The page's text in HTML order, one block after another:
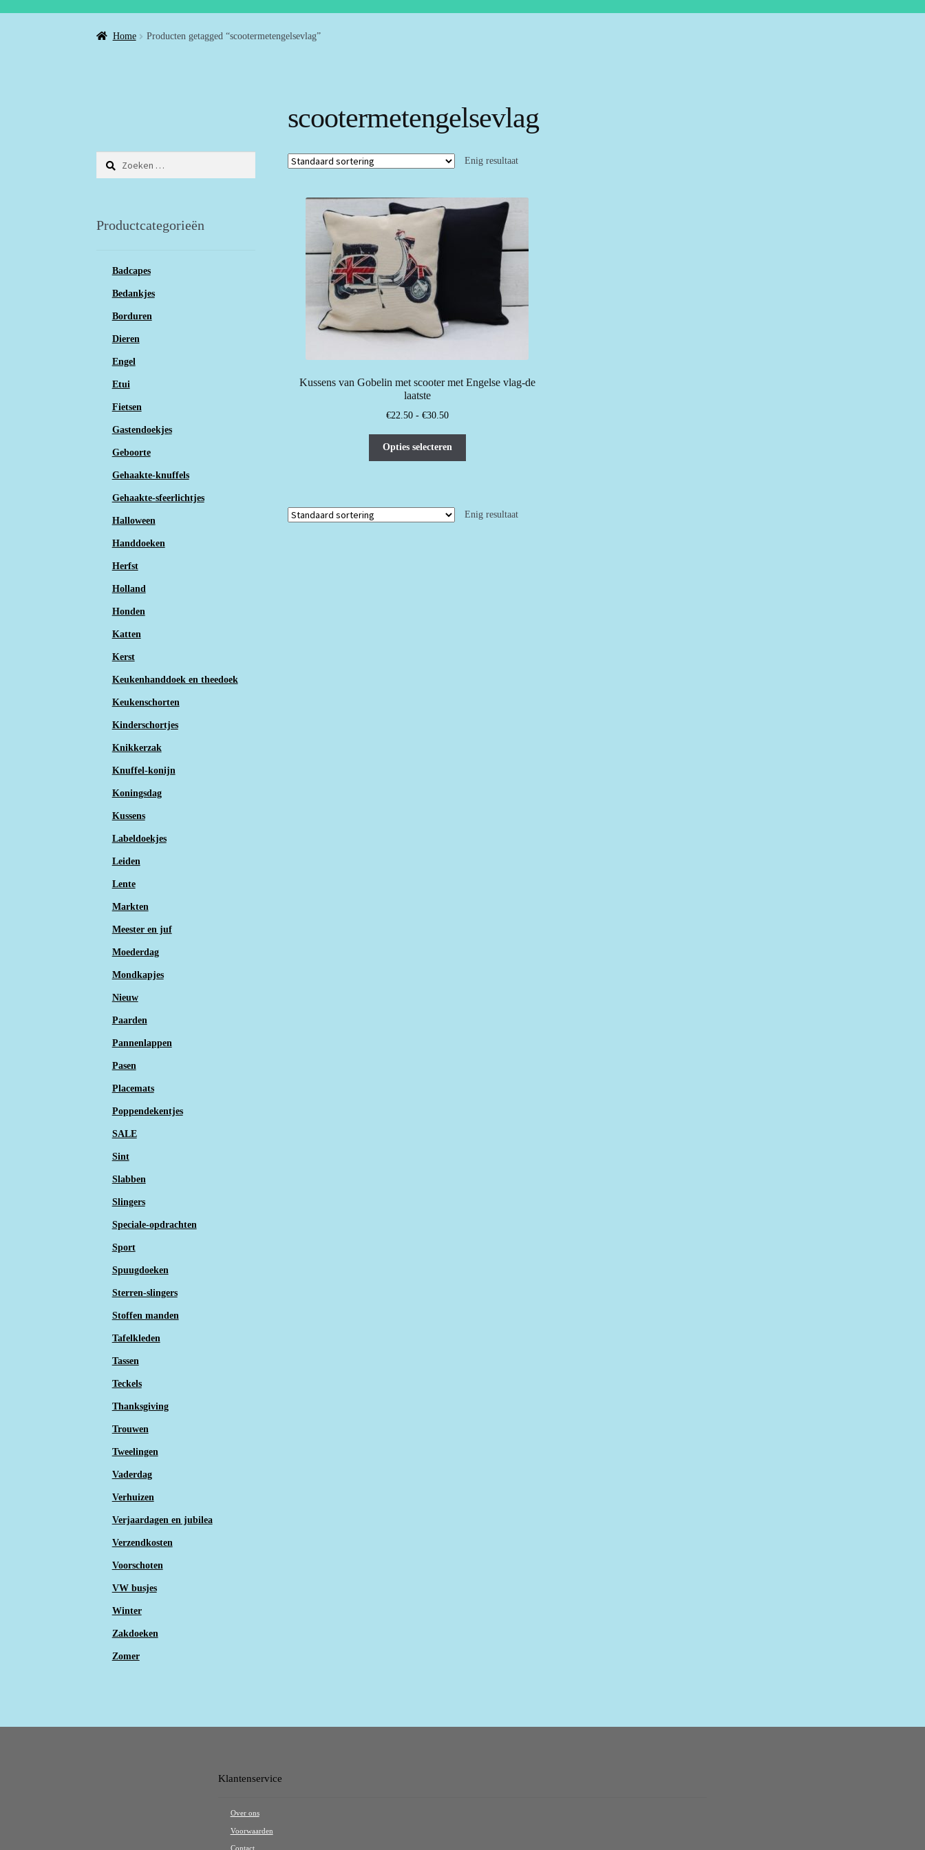
Home Producten getagged “scootermetengelsevlag”
scootermetengelsevlag
Enig resultaat
Kussens van Gobelin met scooter met Engelse vlag-de
laatste
€22.50 - €30.50Prijsklasse:
tot
€30.50
Opties selecteren
Deze
Enig resultaat
naar:
Productcategorieën
Badcapes
Bedankjes
Borduren
Dieren
Engel
Etui
Fietsen
Gastendoekjes
Geboorte
Gehaakte-knuffels
Gehaakte-sfeerlichtjes
Halloween
Handdoeken
Herfst
Holland
Honden
Katten
Kerst
Keukenhanddoek en theedoek
Keukenschorten
Kinderschortjes
Knikkerzak
Knuffel-konijn
Koningsdag
Kussens
Labeldoekjes
Leiden
Lente
Markten
Meester en juf
Moederdag
Mondkapjes
Nieuw
Paarden
Pannenlappen
Pasen
Placemats
Poppendekentjes
SALE
Sint
Slabben
Slingers
Speciale-opdrachten
Sport
Spuugdoeken
Sterren-slingers
Stoffen manden
Tafelkleden
Tassen
Teckels
Thanksgiving
Trouwen
Tweelingen
Vaderdag
Verhuizen
Verjaardagen en jubilea
Verzendkosten
Voorschoten
VW busjes
Winter
Zakdoeken
Zomer
Klantenservice
Over ons
Voorwaarden